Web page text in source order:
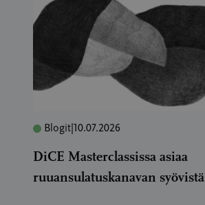
Blogit 10.07.2026
DiCE Masterclassissa asiaa
ruuansulatuskanavan syövistä